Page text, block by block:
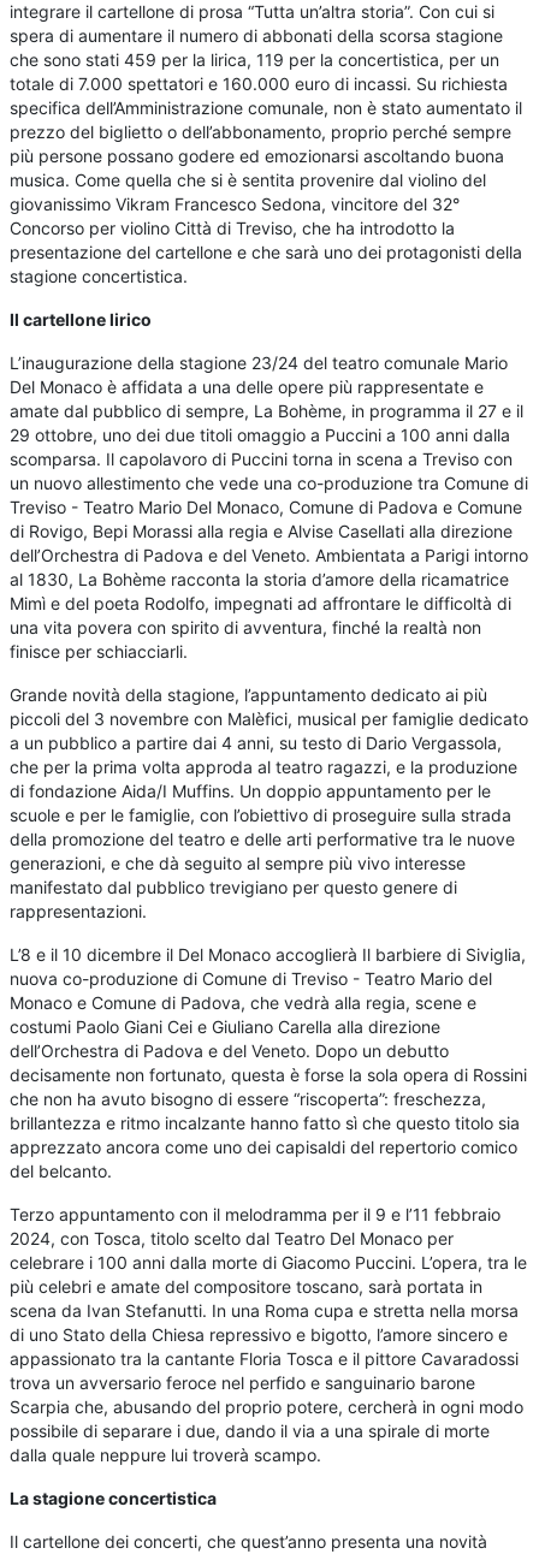
integrare il cartellone di prosa “Tutta un’altra storia”. Con cui si
spera di aumentare il numero di abbonati della scorsa stagione
che sono stati 459 per la lirica, 119 per la concertistica, per un
totale di 7.000 spettatori e 160.000 euro di incassi. Su richiesta
specifica dell’Amministrazione comunale, non è stato aumentato il
prezzo del biglietto o dell’abbonamento, proprio perché sempre
più persone possano godere ed emozionarsi ascoltando buona
musica. Come quella che si è sentita provenire dal violino del
giovanissimo Vikram Francesco Sedona, vincitore del 32°
Concorso per violino Città di Treviso, che ha introdotto la
presentazione del cartellone e che sarà uno dei protagonisti della
stagione concertistica.
Il cartellone lirico
L’inaugurazione della stagione 23/24 del teatro comunale Mario
Del Monaco è affidata a una delle opere più rappresentate e
amate dal pubblico di sempre, La Bohème, in programma il 27 e il
29 ottobre, uno dei due titoli omaggio a Puccini a 100 anni dalla
scomparsa. Il capolavoro di Puccini torna in scena a Treviso con
un nuovo allestimento che vede una co-produzione tra Comune di
Treviso - Teatro Mario Del Monaco, Comune di Padova e Comune
di Rovigo, Bepi Morassi alla regia e Alvise Casellati alla direzione
dell’Orchestra di Padova e del Veneto. Ambientata a Parigi intorno
al 1830, La Bohème racconta la storia d’amore della ricamatrice
Mimì e del poeta Rodolfo, impegnati ad affrontare le difficoltà di
una vita povera con spirito di avventura, finché la realtà non
finisce per schiacciarli.
Grande novità della stagione, l’appuntamento dedicato ai più
piccoli del 3 novembre con Malèfici, musical per famiglie dedicato
a un pubblico a partire dai 4 anni, su testo di Dario Vergassola,
che per la prima volta approda al teatro ragazzi, e la produzione
di fondazione Aida/I Muffins. Un doppio appuntamento per le
scuole e per le famiglie, con l’obiettivo di proseguire sulla strada
della promozione del teatro e delle arti performative tra le nuove
generazioni, e che dà seguito al sempre più vivo interesse
manifestato dal pubblico trevigiano per questo genere di
rappresentazioni.
L’8 e il 10 dicembre il Del Monaco accoglierà Il barbiere di Siviglia,
nuova co-produzione di Comune di Treviso - Teatro Mario del
Monaco e Comune di Padova, che vedrà alla regia, scene e
costumi Paolo Giani Cei e Giuliano Carella alla direzione
dell’Orchestra di Padova e del Veneto. Dopo un debutto
decisamente non fortunato, questa è forse la sola opera di Rossini
che non ha avuto bisogno di essere “riscoperta”: freschezza,
brillantezza e ritmo incalzante hanno fatto sì che questo titolo sia
apprezzato ancora come uno dei capisaldi del repertorio comico
del belcanto.
Terzo appuntamento con il melodramma per il 9 e l’11 febbraio
2024, con Tosca, titolo scelto dal Teatro Del Monaco per
celebrare i 100 anni dalla morte di Giacomo Puccini. L’opera, tra le
più celebri e amate del compositore toscano, sarà portata in
scena da Ivan Stefanutti. In una Roma cupa e stretta nella morsa
di uno Stato della Chiesa repressivo e bigotto, l’amore sincero e
appassionato tra la cantante Floria Tosca e il pittore Cavaradossi
trova un avversario feroce nel perfido e sanguinario barone
Scarpia che, abusando del proprio potere, cercherà in ogni modo
possibile di separare i due, dando il via a una spirale di morte
dalla quale neppure lui troverà scampo.
La stagione concertistica
Il cartellone dei concerti, che quest’anno presenta una novità